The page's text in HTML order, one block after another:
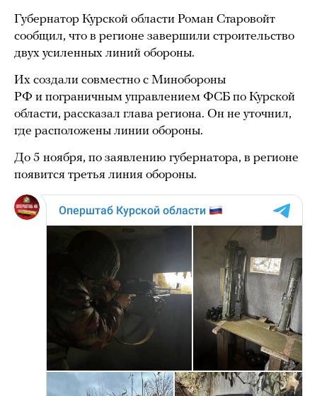
Губернатор Курской области Роман Старовойт
сообщил, что в регионе завершили строительство
двух усиленных линий обороны.
Их создали совместно с Минобороны
РФ и пограничным управлением ФСБ по Курской
области, рассказал глава региона. Он не уточнил,
где расположены линии обороны.
До 5 ноября, по заявлению губернатора, в регионе
появится третья линия обороны.